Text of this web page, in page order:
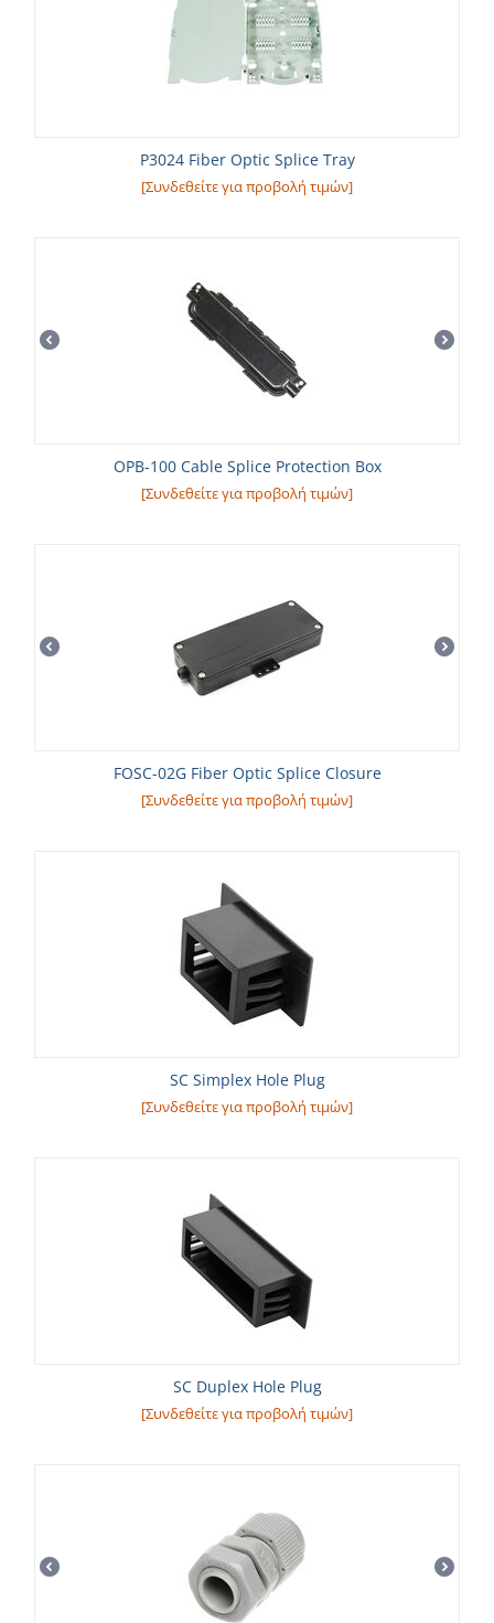
P3024 Fiber Optic Splice Tray
[Συνδεθείτε για προβολή τιμών]
OPB-100 Cable Splice Protection Box
[Συνδεθείτε για προβολή τιμών]
FOSC-02G Fiber Optic Splice Closure
[Συνδεθείτε για προβολή τιμών]
SC Simplex Hole Plug
[Συνδεθείτε για προβολή τιμών]
SC Duplex Hole Plug
[Συνδεθείτε για προβολή τιμών]